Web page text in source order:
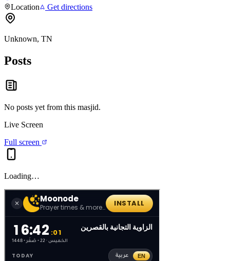
Location Get directions
Unknown, TN
Posts
No posts yet from this masjid.
Live Screen
Full screen
Loading…